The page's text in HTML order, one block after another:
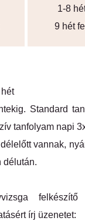
1-8
9 hét
Standard
tanfolyam napi
vannak,
délután.
írj üzenetet: